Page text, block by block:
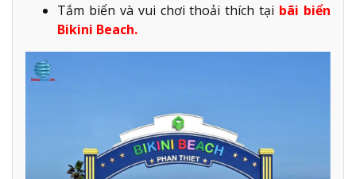
Tắm biển và vui chơi thoải thích tại bãi biển
Bikini Beach.